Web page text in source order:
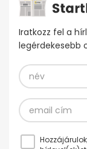
Iratkozz fel a
legérdekesebb